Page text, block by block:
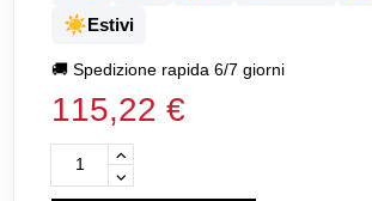
☀️Estivi
🚚Spedizione rapida 6/7 giorni
115,22 €